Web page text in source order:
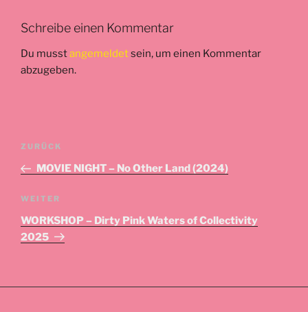
Schreibe einen Kommentar
Du musstangemeldetsein, um einen Kommentar
abzugeben.
Beitrags-
Vorheriger
Beitrag
ZURÜCK
MOVIE NIGHT – No Other Land (2024)
Nächster
Beitrag
WEITER
WORKSHOP – Dirty Pink Waters of Collectivity
2025